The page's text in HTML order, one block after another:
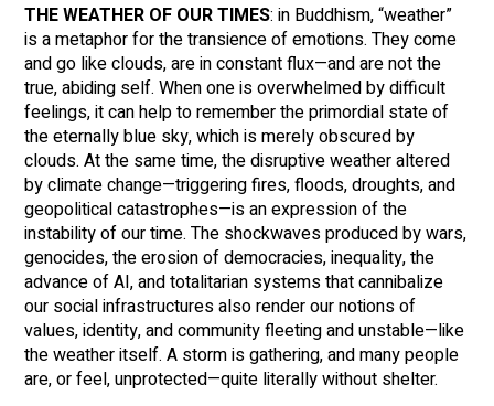
THE WEATHER OF OUR TIMES: in Buddhism, “weather”
is a metaphor for the transience of emotions. They come
and go like clouds, are in constant flux—and are not the
true, abiding self. When one is overwhelmed by difficult
feelings, it can help to remember the primordial state of
the eternally blue sky, which is merely obscured by
clouds. At the same time, the disruptive weather altered
by climate change—triggering fires, floods, droughts, and
geopolitical catastrophes—is an expression of the
instability of our time. The shockwaves produced by wars,
genocides, the erosion of democracies, inequality, the
advance of AI, and totalitarian systems that cannibalize
our social infrastructures also render our notions of
values, identity, and community fleeting and unstable—like
the weather itself. A storm is gathering, and many people
are, or feel, unprotected—quite literally without shelter.